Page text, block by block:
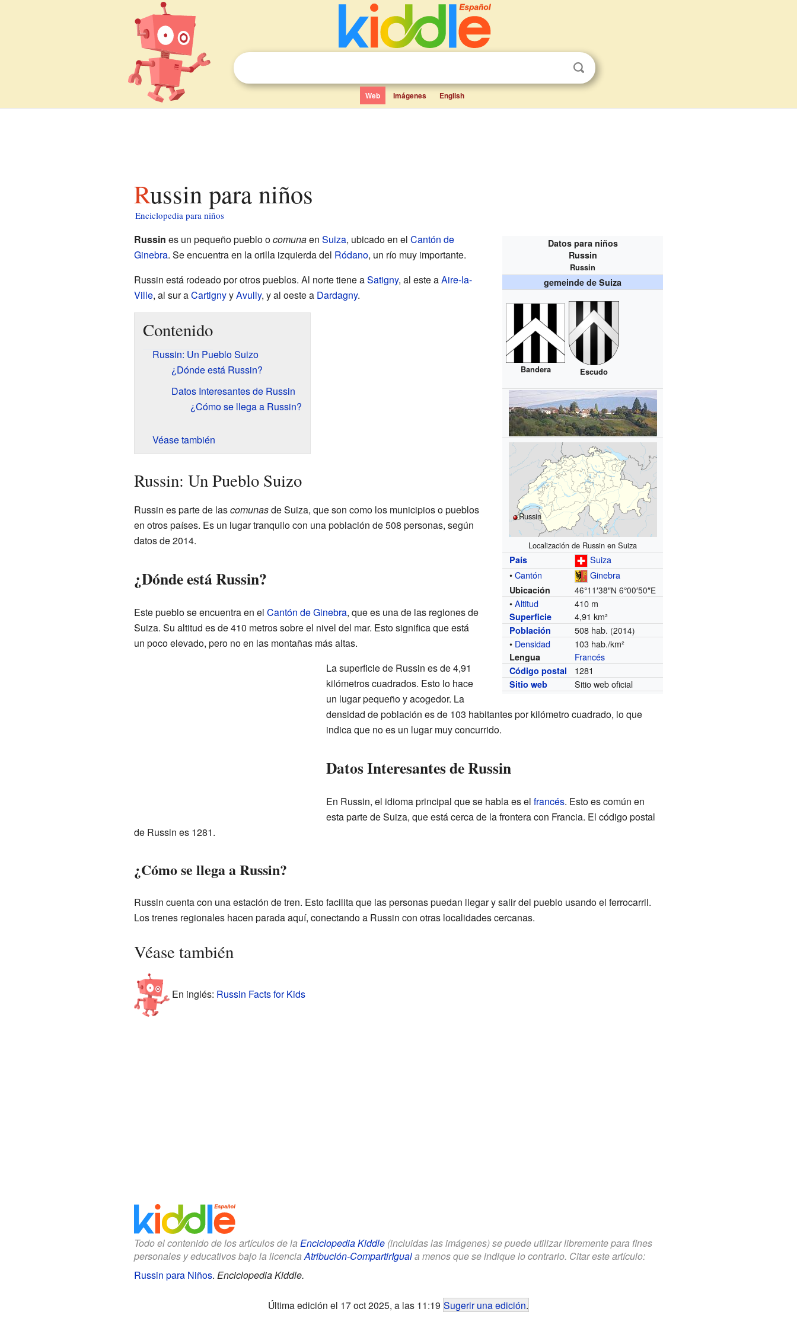
Web Imágenes English
Russin para niños
Enciclopedia para niños
Datos para niños
Russin
Russin
gemeinde de Suiza
Bandera Escudo
Russin
Localización de Russin en Suiza
País
Suiza
•Cantón Ginebra
Ubicación 46°11′38″N 6°00′50″E
•Altitud 410 m
Superficie 4,91 km²
Población 508 hab. (2014)
• Densidad 103 hab./km²
Lengua Francés
Código postal 1281
Sitio web Sitio web oficial
Russin es un pequeño pueblo ocomunaen Suiza, ubicado en el Cantón de
Ginebra. Se encuentra en la orilla izquierda del Ródano, un río muy importante.
Russin está rodeado por otros pueblos. Al norte tiene aSatigny, al este aAire-la-
Ville, al sur aCartignyyAvully, y al oeste a Dardagny.
Contenido
Russin: Un Pueblo Suizo
¿Dónde está Russin?
Datos Interesantes de Russin
¿Cómo se llega a Russin?
Véase también
Russin: Un Pueblo Suizo
Russin es parte de lascomunasde Suiza, que son como los municipios o pueblos
en otros países. Es un lugar tranquilo con una población de 508 personas, según
datos de 2014.
¿Dónde está Russin?
Este pueblo se encuentra en el Cantón de Ginebra, que es una de las regiones de
Suiza. Su altitud es de 410 metros sobre el nivel del mar. Esto significa que está
un poco elevado, pero no en las montañas más altas.
La superficie de Russin es de 4,91
kilómetros cuadrados. Esto lo hace
un lugar pequeño y acogedor. La
densidad de población es de 103 habitantes por kilómetro cuadrado, lo que
indica que no es un lugar muy concurrido.
Datos Interesantes de Russin
En Russin, el idioma principal que se habla es el francés. Esto es común en
esta parte de Suiza, que está cerca de la frontera con Francia. El código postal
de Russin es 1281.
¿Cómo se llega a Russin?
Russin cuenta con una estación de tren. Esto facilita que las personas puedan llegar y salir del pueblo usando el ferrocarril.
Los trenes regionales hacen parada aquí, conectando a Russin con otras localidades cercanas.
Véase también
En inglés: Russin Facts for Kids
Todo el contenido de los artículos de la Enciclopedia Kiddle(incluidas las imágenes) se puede utilizar libremente para fines
personales y educativos bajo la licenciaAtribución-CompartirIguala menos que se indique lo contrario. Citar este artículo:
Russin para Niños. Enciclopedia Kiddle.
Última edición el 17 oct 2025, a las 11:19 Sugerir una edición.